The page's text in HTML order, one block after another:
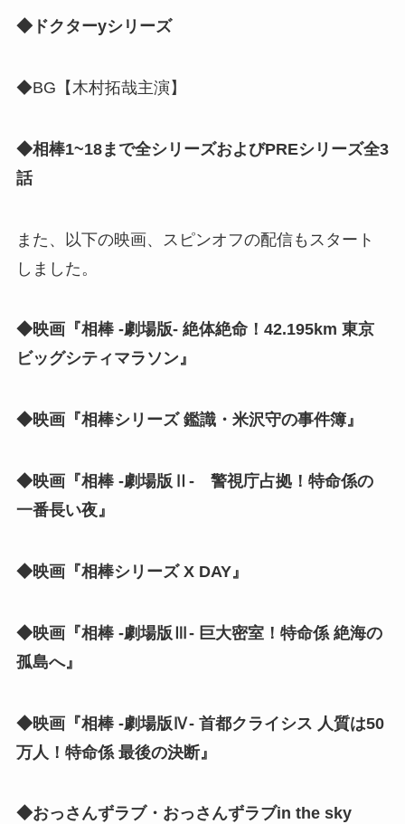
◆ドクターyシリーズ
◆BG【木村拓哉主演】
◆相棒1~18まで全シリーズおよびPREシリーズ全3
話
また、以下の映画、スピンオフの配信もスタート
しました。
◆映画『相棒 -劇場版- 絶体絶命！42.195km 東京
ビッグシティマラソン』
◆映画『相棒シリーズ 鑑識・米沢守の事件簿』
◆映画『相棒 -劇場版Ⅱ- 警視庁占拠！特命係の
一番長い夜』
◆映画『相棒シリーズ X DAY』
◆映画『相棒 -劇場版Ⅲ- 巨大密室！特命係 絶海の
孤島へ』
◆映画『相棒 -劇場版Ⅳ- 首都クライシス 人質は50
万人！特命係 最後の決断』
◆おっさんずラブ・おっさんずラブin the sky